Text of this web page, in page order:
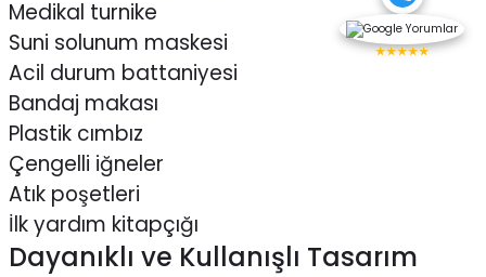
Medikal turnike
Suni solunum maskesi
Acil durum battaniyesi
Bandaj makası
Plastik cımbız
Çengelli iğneler
Atık poşetleri
İlk yardım kitapçığı
Dayanıklı ve Kullanışlı Tasarım
★★★★★